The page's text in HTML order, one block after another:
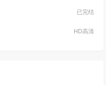
已完结
HD高清